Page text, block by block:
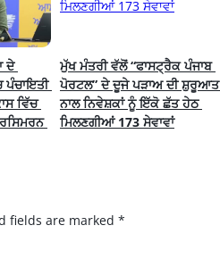
ਦੇ
ਪੰਚਾਇਤੀ
ਵਿੱਚ
ਮੁੱਖ ਮੰਤਰੀ ਵੱਲੋਂ “ਫਾਸਟ੍ਰੈਕ ਪੰਜਾਬ
ਪੋਰਟਲ” ਦੇ ਦੂਜੇ ਪੜਾਅ ਦੀ ਸ਼ੁਰੂਆਤ
ਨਾਲ ਨਿਵੇਸ਼ਕਾਂ ਨੂੰ ਇੱਕੋ ਛੱਤ ਹੇਠ
ਮਿਲਣਗੀਆਂ 173 ਸੇਵਾਵਾਂ
fields are marked *